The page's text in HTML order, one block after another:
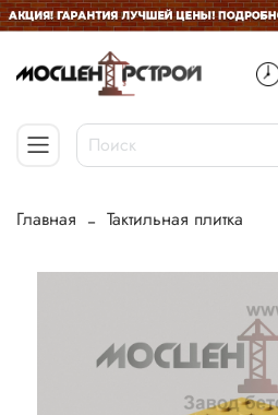
Главная Тактильная плитка